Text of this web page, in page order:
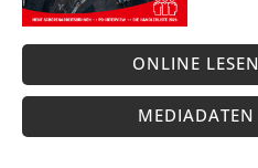
ONLINE LESEN
MEDIADATEN